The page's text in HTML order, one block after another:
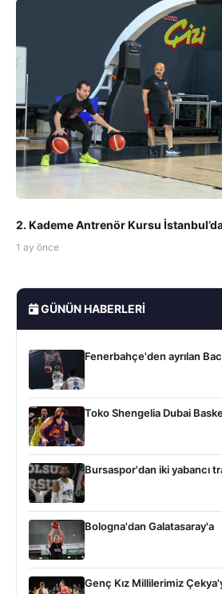
2. Kademe Antrenör Kursu
1 ay önce
GÜNÜN HABERLERI
Fenerbahçe'den ayrılan
Toko Shengelia Dubai
Bursaspor'dan iki yabancı
Bologna'dan Galatasaray'a
Genç Kız Millilerimiz